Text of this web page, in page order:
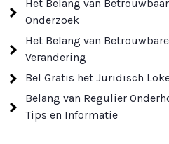
Het Belang van
Onderzoek
Het Belang van
Verandering
Bel Gratis het Juridisch
Belang van Regulier
Tips en Informatie